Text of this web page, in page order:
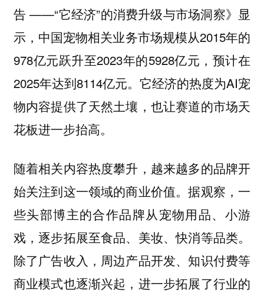
告 ——“它经济”的消费升级与市场洞察》显
示，中国宠物相关业务市场规模从2015年的
978亿元跃升至2023年的5928亿元，预计在
2025年达到8114亿元。它经济的热度为AI宠
物内容提供了天然土壤，也让赛道的市场天
花板进一步抬高。
随着相关内容热度攀升，越来越多的品牌开
始关注到这一领域的商业价值。据观察，一
些头部博主的合作品牌从宠物用品、小游
戏，逐步拓展至食品、美妆、快消等品类。
除了广告收入，周边产品开发、知识付费等
商业模式也逐渐兴起，进一步拓展了行业的